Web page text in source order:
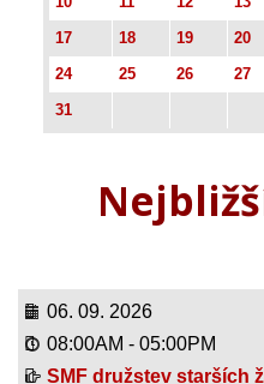
17
18 19 20
24
25 26 27
31
06. 09. 2026
08:00AM - 05:00PM
SMF družstev starších